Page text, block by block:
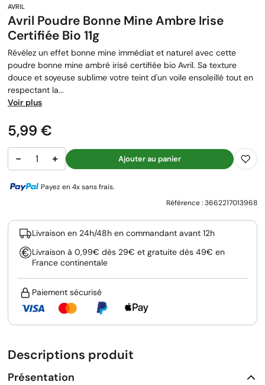
Avril Poudre Bonne Mine Ambre Irise
Certifiée Bio 11g
Révélez un effet bonne mine immédiat et naturel avec cette
poudre bonne mine ambré irisé certifiée bio Avril. Sa texture
douce et soyeuse sublime votre teint d'un voile ensoleillé tout en
respectant la...
Voir plus
Prix
5,99 €
− + Ajouter au panier
Payez en 4x sans frais.
Référence :3662217013968
Livraison en 24h/48h en commandant avant 12h
Livraison à 0,99€ dès 29€ et gratuite dès 49€ en
France continentale
Paiement sécurisé
Descriptions produit
Présentation